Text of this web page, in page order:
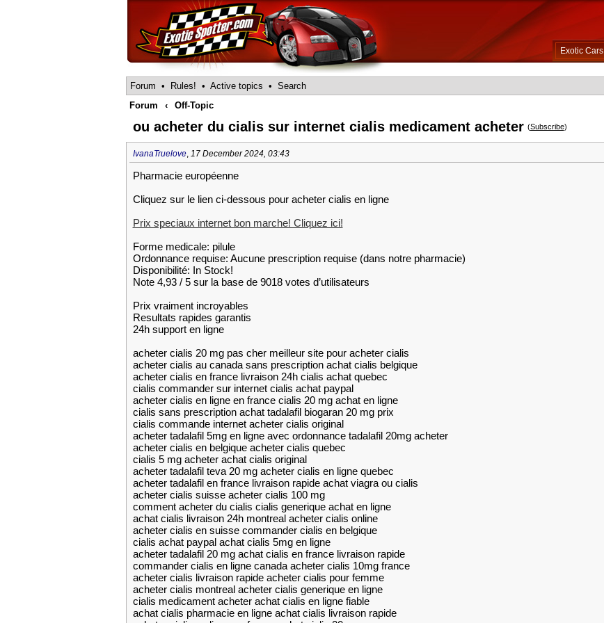
Exotic Cars
Forum • Rules! • Active topics • Search
Forum
‹ Off-Topic
ou acheter du cialis sur internet cialis medicament acheter (Subscribe)
IvanaTruelove, 17 December 2024, 03:43
Pharmacie européenne
Cliquez sur le lien ci-dessous pour acheter cialis en ligne
Prix speciaux internet bon marche! Cliquez ici!
Forme medicale: pilule
Ordonnance requise: Aucune prescription requise (dans notre pharmacie)
Disponibilité: In Stock!
Note 4,93 / 5 sur la base de 9018 votes d’utilisateurs
Prix vraiment incroyables
Resultats rapides garantis
24h support en ligne
acheter cialis 20 mg pas cher meilleur site pour acheter cialis
acheter cialis au canada sans prescription achat cialis belgique
acheter cialis en france livraison 24h cialis achat quebec
cialis commander sur internet cialis achat paypal
acheter cialis en ligne en france cialis 20 mg achat en ligne
cialis sans prescription achat tadalafil biogaran 20 mg prix
cialis commande internet acheter cialis original
acheter tadalafil 5mg en ligne avec ordonnance tadalafil 20mg acheter
acheter cialis en belgique acheter cialis quebec
cialis 5 mg acheter achat cialis original
acheter tadalafil teva 20 mg acheter cialis en ligne quebec
acheter tadalafil en france livraison rapide achat viagra ou cialis
acheter cialis suisse acheter cialis 100 mg
comment acheter du cialis cialis generique achat en ligne
achat cialis livraison 24h montreal acheter cialis online
acheter cialis en suisse commander cialis en belgique
cialis achat paypal achat cialis 5mg en ligne
acheter tadalafil 20 mg achat cialis en france livraison rapide
commander cialis en ligne canada acheter cialis 10mg france
acheter cialis livraison rapide acheter cialis pour femme
acheter cialis montreal acheter cialis generique en ligne
cialis medicament acheter achat cialis en ligne fiable
achat cialis pharmacie en ligne achat cialis livraison rapide